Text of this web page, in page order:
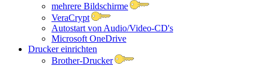
mehrere Bildschirme
VeraCrypt
Autostart von Audio/Video-CD's
Microsoft OneDrive
Drucker einrichten
Brother-Drucker